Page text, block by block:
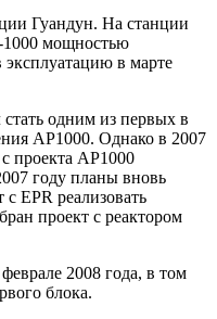
Гуандун. На станции
1000 мощностью
в марте
одним из первых в
AP1000. Однако в 2007
проекта AP1000
году планы вновь
EPR реализовать
проект с реактором
2008 года, в том
блока.